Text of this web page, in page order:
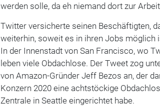
werden solle, da eh niemand dort zur
Twitter versicherte seinen Beschäftigten,
weiterhin, soweit es in ihren Jobs möglich
In der Innenstadt von San Francisco, wo
leben viele Obdachlose. Der Tweet zog
von Amazon-Gründer Jeff Bezos an, der
Konzern 2020 eine achtstöckige
Zentrale in Seattle eingerichtet habe.